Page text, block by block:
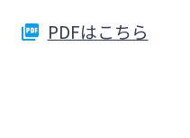
法人向けインタ
PDFはこちら